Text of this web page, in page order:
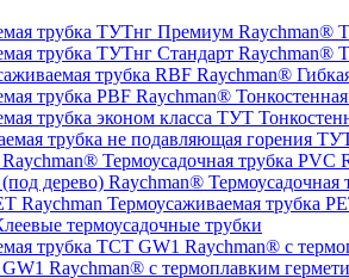
Термоусадочная трубка PVC
Термоусадочная
Термоусаживаемая трубка
термоусадочные трубки
GW1 Raychman® с термоплавким